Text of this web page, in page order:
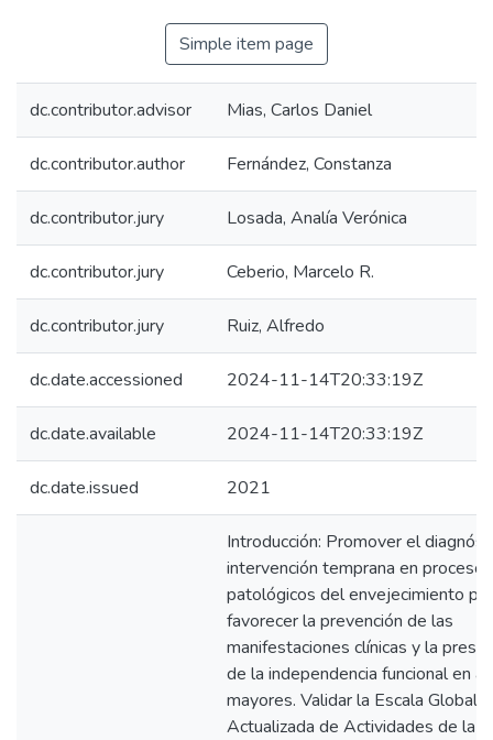
Simple item page
dc.contributor.advisor Mias, Carlos Daniel
dc.contributor.author Fernández, Constanza
dc.contributor.jury Losada, Analía Verónica
dc.contributor.jury Ceberio, Marcelo R.
dc.contributor.jury Ruiz, Alfredo
dc.date.accessioned 2024-11-14T20:33:19Z
dc.date.available 2024-11-14T20:33:19Z
dc.date.issued 2021
Introducción: Promover el
intervención temprana en procesos
patológicos del envejecimiento
favorecer la prevención de las
manifestaciones clínicas y la
de la independencia funcional en
mayores. Validar la Escala Global y
Actualizada de Actividades de la